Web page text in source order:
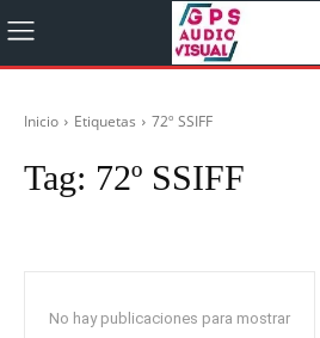
Inicio Etiquetas 72º SSIFF
Tag: 72º SSIFF
No hay publicaciones para mostrar